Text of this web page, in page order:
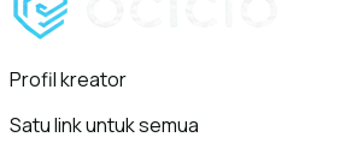
Profil kreator
Satu link untuk semua